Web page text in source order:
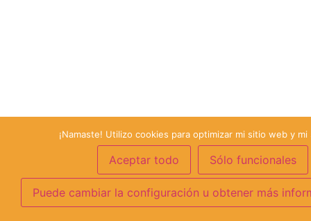
¡Namaste! Utilizo cookies para optimizar mi sitio web y mi
Aceptar todo Sólo funcionales
Puede cambiar la configuración u obtener más